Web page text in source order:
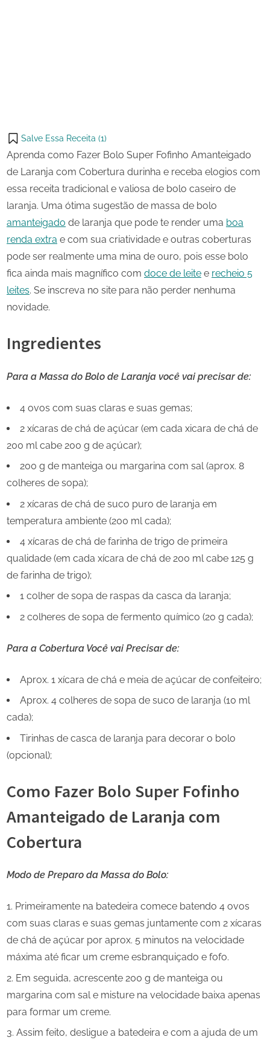
on
X
Salve Essa Receita (1)
Aprenda como Fazer Bolo Super Fofinho Amanteigado
de Laranja com Cobertura durinha e receba elogios com
essa receita tradicional e valiosa de bolo caseiro de
laranja. Uma ótima sugestão de massa de bolo
amanteigado de laranja que pode te render uma boa
renda extra e com sua criatividade e outras coberturas
pode ser realmente uma mina de ouro, pois esse bolo
fica ainda mais magnífico com doce de leite e recheio 5
leites. Se inscreva no site para não perder nenhuma
novidade.
Ingredientes
Para a Massa do Bolo de Laranja você vai precisar de:
4 ovos com suas claras e suas gemas;
2 xícaras de chá de açúcar (em cada xicara de chá de
200 ml cabe 200 g de açúcar);
200 g de manteiga ou margarina com sal (aprox. 8
colheres de sopa);
2 xícaras de chá de suco puro de laranja em
temperatura ambiente (200 ml cada);
4 xícaras de chá de farinha de trigo de primeira
qualidade (em cada xícara de chá de 200 ml cabe 125 g
de farinha de trigo);
1 colher de sopa de raspas da casca da laranja;
2 colheres de sopa de fermento químico (20 g cada);
Para a Cobertura Você vai Precisar de:
Aprox. 1 xícara de chá e meia de açúcar de confeiteiro;
Aprox. 4 colheres de sopa de suco de laranja (10 ml
cada);
Tirinhas de casca de laranja para decorar o bolo
(opcional);
Como Fazer Bolo Super Fofinho
Amanteigado de Laranja com
Cobertura
Modo de Preparo da Massa do Bolo:
Primeiramente na batedeira comece batendo 4 ovos
com suas claras e suas gemas juntamente com 2 xícaras
de chá de açúcar por aprox. 5 minutos na velocidade
máxima até ficar um creme esbranquiçado e fofo.
Em seguida, acrescente 200 g de manteiga ou
margarina com sal e misture na velocidade baixa apenas
para formar um creme.
Assim feito, desligue a batedeira e com a ajuda de um